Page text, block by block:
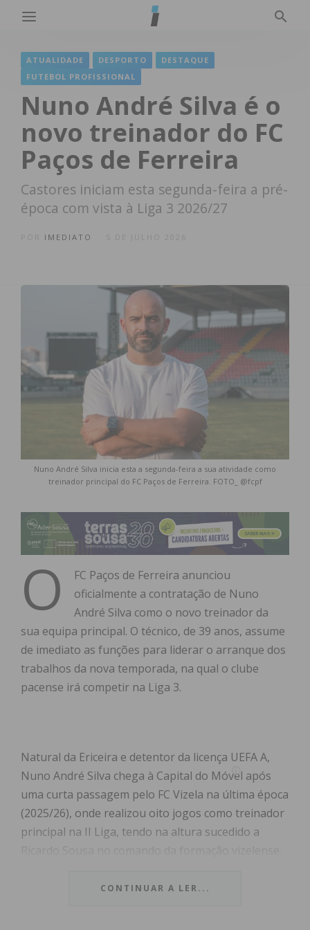
ATUALIDADE DESPORTO
DESTAQUE
FUTEBOL PROFISSIONAL
Nuno André Silva é o
novo treinador do FC
Paços de Ferreira
Castores iniciam esta segunda-feira a pré-
época com vista à Liga 3 2026/27
IMEDIATO
Nuno André Silva inicia esta a segunda-feira a sua atividade como
treinador principal do FC Paços de Ferreira. FOTO_ @fcpf
O
FC Paços de Ferreira anunciou
oficialmente a contratação de Nuno
André Silva como o novo treinador da
sua equipa principal. O técnico, de 39 anos, assume
de imediato as funções para liderar o arranque dos
trabalhos da nova temporada, na qual o clube
pacense irá competir na Liga 3.
Natural da Ericeira e detentor da licença UEFA A,
Nuno André Silva chega à Capital do Móvel após
uma curta passagem pelo FC Vizela na última época
(2025/26), onde realizou oito jogos como treinador
principal na II Liga, tendo na altura sucedido a
Antes de se estrear como técnico principal no
CONTINUAR A LER...